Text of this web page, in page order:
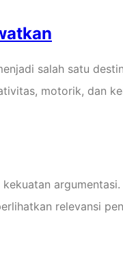
salah satu
motorik, dan
relevansi